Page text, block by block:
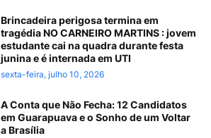
Brincadeira perigosa termina em
tragédia NO CARNEIRO MARTINS : jovem
estudante cai na quadra durante festa
junina e é internada em UTI
sexta-feira, julho 10, 2026
A Conta que Não Fecha: 12 Candidatos
em Guarapuava e o Sonho de um Voltar
a Brasília